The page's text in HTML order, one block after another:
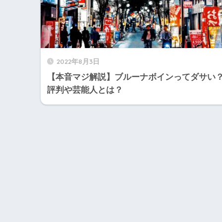
2022年8月3日
【本音マジ解説】ブルーナボインってダサい
評判や芸能人とは？